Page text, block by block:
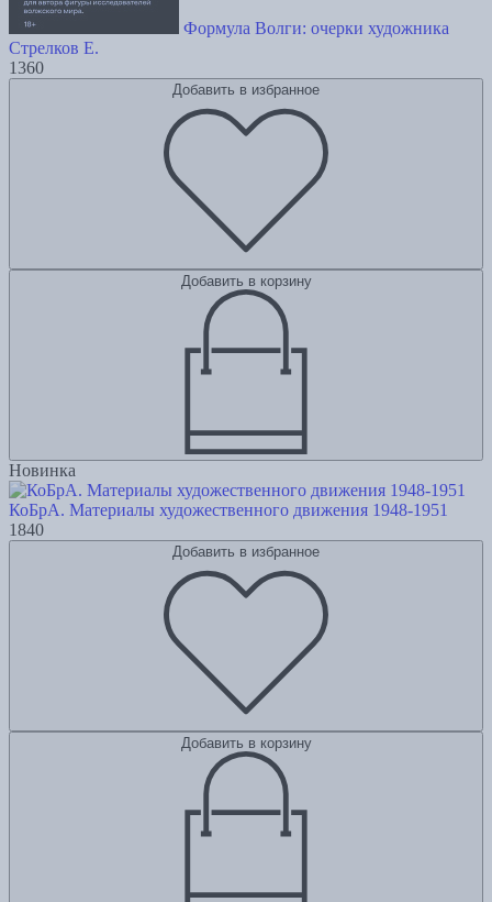
Формула Волги: очерки художника
Стрелков Е.
1360
Добавить в избранное
Добавить в корзину
Новинка
КоБрА. Материалы художественного движения 1948-1951
1840
Добавить в избранное
Добавить в корзину